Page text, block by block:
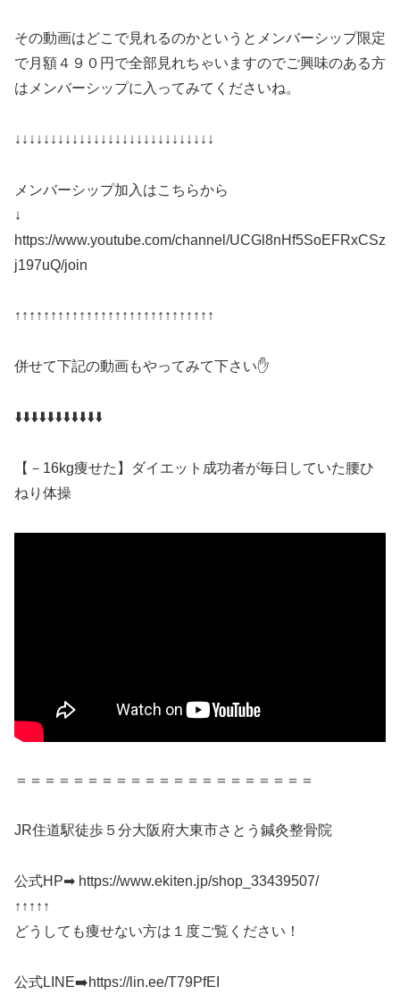
その動画はどこで見れるのかというとメンバーシップ限定
で月額４９０円で全部見れちゃいますのでご興味のある方
はメンバーシップに入ってみてくださいね。
↓↓↓↓↓↓↓↓↓↓↓↓↓↓↓↓↓↓↓↓↓↓↓↓↓↓↓↓
メンバーシップ加入はこちらから
↓
https://www.youtube.com/channel/UCGl8nHf5SoEFRxCSz
j197uQ/join
↑↑↑↑↑↑↑↑↑↑↑↑↑↑↑↑↑↑↑↑↑↑↑↑↑↑↑↑
併せて下記の動画もやってみて下さい✋
⬇️⬇️⬇️⬇️⬇️⬇️⬇️⬇️⬇️⬇️⬇️
【－16kg痩せた】ダイエット成功者が毎日していた腰ひ
ねり体操
＝＝＝＝＝＝＝＝＝＝＝＝＝＝＝＝＝＝＝＝＝
JR住道駅徒歩５分大阪府大東市さとう鍼灸整骨院
公式HP➡ https://www.ekiten.jp/shop_33439507/
↑↑↑↑↑
どうしても痩せない方は１度ご覧ください！
公式LINE➡️https://lin.ee/T79PfEI